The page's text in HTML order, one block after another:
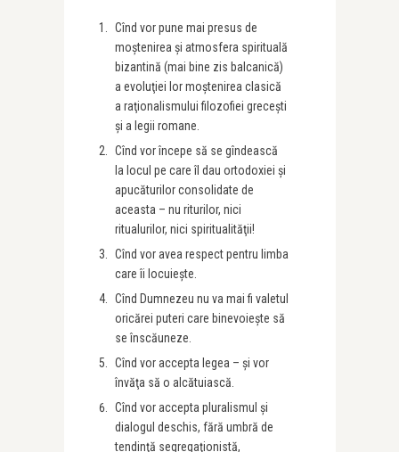
Cînd vor pune mai presus de
moştenirea şi atmosfera spirituală
bizantină (mai bine zis balcanică)
a evoluţiei lor moştenirea clasică
a raţionalismului filozofiei greceşti
şi a legii romane.
Cînd vor începe să se gîndească
la locul pe care îl dau ortodoxiei şi
apucăturilor consolidate de
aceasta – nu riturilor, nici
ritualurilor, nici spiritualităţii!
Cînd vor avea respect pentru limba
care îi locuieşte.
Cînd Dumnezeu nu va mai fi valetul
oricărei puteri care binevoieşte să
se înscăuneze.
Cînd vor accepta legea – şi vor
învăţa să o alcătuiască.
Cînd vor accepta pluralismul şi
dialogul deschis, fără umbră de
tendinţă segregaţionistă,